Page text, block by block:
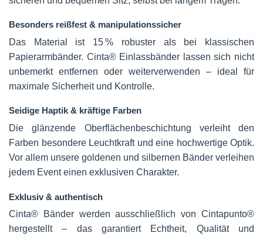
Besonders reißfest & manipulationssicher
Das Material ist 15 % robuster als bei klassischen
Papierarmbänder. Cinta® Einlassbänder lassen sich nicht
unbemerkt entfernen oder weiterverwenden – ideal für
maximale Sicherheit und Kontrolle.
Seidige Haptik & kräftige Farben
Die glänzende Oberflächenbeschichtung verleiht den
Farben besondere Leuchtkraft und eine hochwertige Optik.
Vor allem unsere goldenen und silbernen Bänder verleihen
jedem Event einen exklusiven Charakter.
Exklusiv & authentisch
Cinta® Bänder werden ausschließlich von Cintapunto®
hergestellt – das garantiert Echtheit, Qualität und